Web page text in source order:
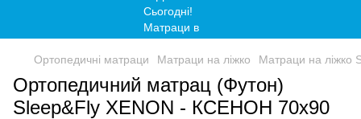
Ортопедичні матраци Матраци на ліжко Матраци на ліжко
Ортопедичний матрац (Футон)
Sleep&Fly XENON - КСЕНОН 70x90